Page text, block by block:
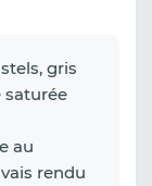
gris
saturée
au
rendu